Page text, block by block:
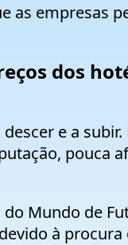
as empresas
dos
e a
pouca
Mundo de
devido à procura